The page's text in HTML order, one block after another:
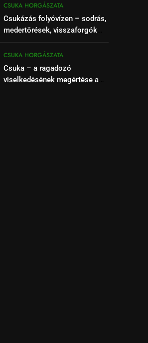
CSUKA HORGÁSZATA
Csukázás folyóvízen – sodrás,
medertörések, visszaforgók
CSUKA HORGÁSZATA
Csuka – a ragadozó
viselkedésének megértése a